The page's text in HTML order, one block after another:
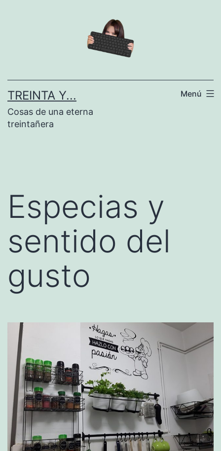
TREINTA Y...
Cosas de una eterna
treintañera
Menú
Especias y
sentido del
gusto